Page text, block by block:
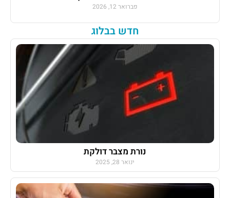
פברואר 12, 2026
חדש בבלוג
נורת מצבר דולקת
ינואר 28, 2025